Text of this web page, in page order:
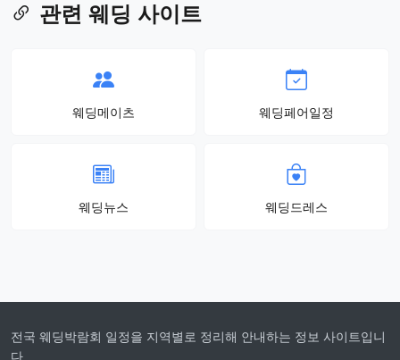
관련 웨딩 사이트
웨딩메이츠 웨딩페어일정
웨딩뉴스 웨딩드레스
전국 웨딩박람회 일정을 지역별로 정리해 안내하는 정보 사이트입니
다.